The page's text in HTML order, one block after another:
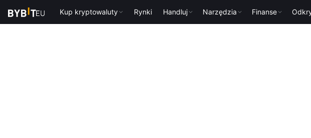
Kup kryptowaluty Rynki Handluj Narzędzia Finanse